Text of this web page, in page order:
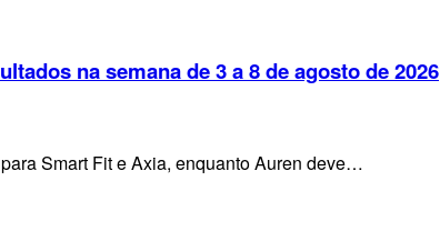
na semana de 3 a 8 de agosto de 2026
Smart Fit e Axia, enquanto Auren deve…